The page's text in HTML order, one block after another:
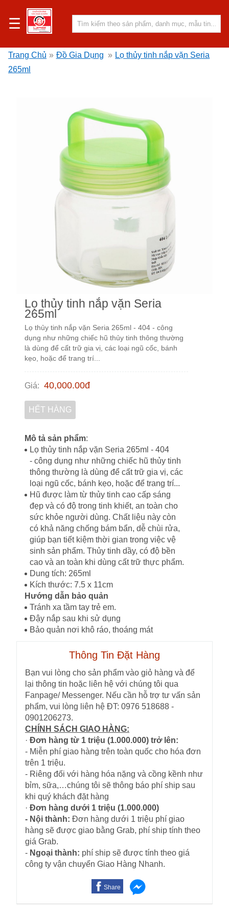
☰
Trang Chủ » Đồ Gia Dụng » Lọ thủy tinh nắp vặn Seria
265ml
Lọ thủy tinh nắp vặn Seria
265ml
Lọ thủy tinh nắp vặn Seria 265ml - 404 - công
dụng như những chiếc hũ thủy tinh thông thường
là dùng để cất trữ gia vị, các loại ngũ cốc, bánh
kẹo, hoặc để trang trí...
Giá: 40,000.00đ
HẾT HÀNG
Mô tả sản phẩm:
Lọ thủy tinh nắp vặn Seria 265ml - 404
- công dụng như những chiếc hũ thủy tinh
thông thường là dùng để cất trữ gia vị, các
loại ngũ cốc, bánh kẹo, hoặc để trang trí...
Hũ được làm từ thủy tinh cao cấp sáng
đẹp và có độ trong tinh khiết, an toàn cho
sức khỏe người dùng. Chất liệu này còn
có khả năng chống bám bẩn, dễ chùi rửa,
giúp bạn tiết kiệm thời gian trong việc vệ
sinh sản phẩm. Thủy tinh dầy, có độ bền
cao và an toàn khi dùng cất trữ thực phẩm.
Dung tích: 265ml
Kích thước: 7.5 x 11cm
Hướng dẫn bảo quản
Tránh xa tầm tay trẻ em.
Đậy nắp sau khi sử dụng
Bảo quản nơi khô ráo, thoáng mát
Thông Tin Đặt Hàng
Bạn vui lòng cho sản phẩm vào giỏ hàng và để
lại thông tin hoặc liên hệ với chúng tôi qua
Fanpage/ Messenger. Nếu cần hỗ trợ tư vấn sản
phẩm, vui lòng liên hệ ĐT: 0976 518688 -
0901206273.
CHÍNH SÁCH GIAO HÀNG:
· Đơn hàng từ 1 triệu (1.000.000) trở lên:
- Miễn phí giao hàng trên toàn quốc cho hóa đơn
trên 1 triệu.
- Riêng đối với hàng hóa nặng và cồng kềnh như
bỉm, sữa,…chúng tôi sẽ thông báo phí ship sau
khi quý khách đặt hàng
· Đơn hàng dưới 1 triệu (1.000.000)
- Nội thành: Đơn hàng dưới 1 triệu phí giao
hàng sẽ được giao bằng Grab, phí ship tính theo
giá Grab.
- Ngoại thành: phí ship sẽ được tính theo giá
công ty vận chuyển Giao Hàng Nhanh.
Share